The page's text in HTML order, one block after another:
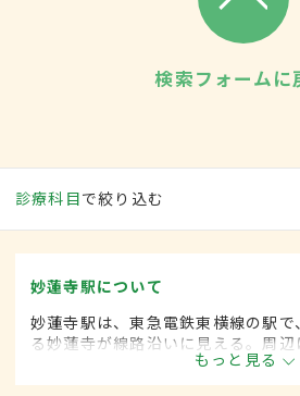
検索フォームに
診療科目で絞り込む
妙蓮寺駅について
妙蓮寺駅は、東急電鉄東横線の駅で
る妙蓮寺が線路沿いに見える。周
た住宅街で、下町の雰囲気を残した
ニックなどがある。近くには菊名
もっと見る